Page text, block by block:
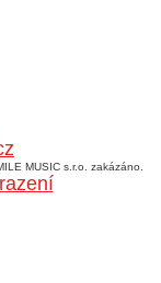
MUSIC s.r.o. zakázáno.